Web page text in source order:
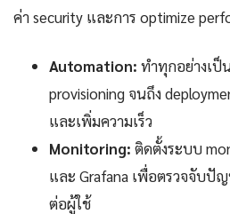
ค่า security และการ optimize
Automation: ทำทุกอย่างเ
provisioning จนถึง
และเพิ่มความเร็ว
Monitoring: ติดตั้งระบบ
และ Grafana เพื่อตรวจจับ
ต่อผู้ใช้